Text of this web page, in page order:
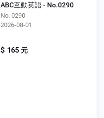
ABC互動英語 - No.0290
No. 0290
2026-08-01
$ 165 元